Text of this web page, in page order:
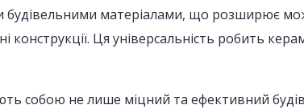
будівельними матеріалами, що розширює
конструкції. Ця універсальність робить
собою не лише міцний та ефективний